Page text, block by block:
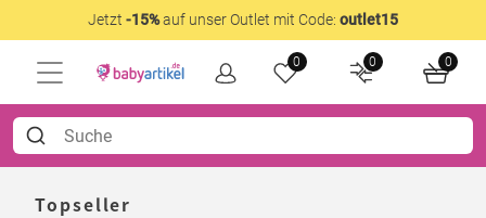
Jetzt -15%auf unser Outlet mit Code: outlet15
0 0 0
Topseller